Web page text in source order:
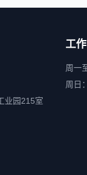
业园215室
工
周一
周日